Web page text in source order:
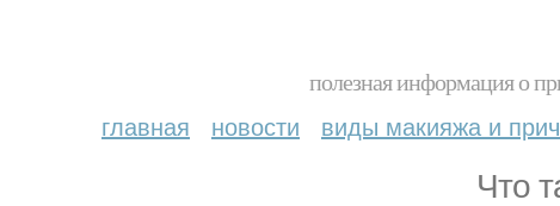
полезная информация о
главная новости виды макияжа и
Что